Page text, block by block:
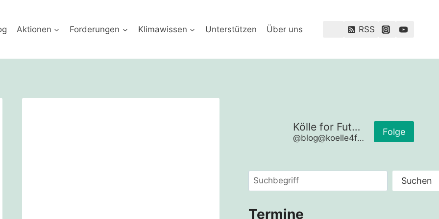
Aktionen Forderungen Klimawissen Unterstützen Über uns RSS
Kölle for Future
@blog@koelle4future.de
Folge
Suchen Suchen
Termine